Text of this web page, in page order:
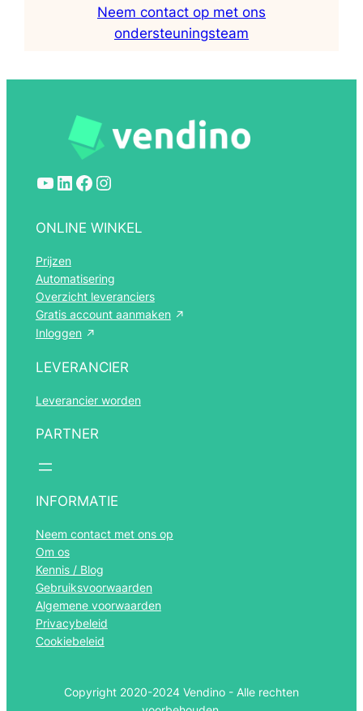
Neem contact op met ons
ondersteuningsteam
YouTube LinkedIn Facebook Instagram
ONLINE WINKEL
Prijzen
Automatisering
Overzicht leveranciers
Gratis account aanmaken
Inloggen
LEVERANCIER
Leverancier worden
PARTNER
INFORMATIE
Neem contact met ons op
Om os
Kennis / Blog
Gebruiksvoorwaarden
Algemene voorwaarden
Privacybeleid
Cookiebeleid
Copyright 2020-2024 Vendino - Alle rechten
English (UK)